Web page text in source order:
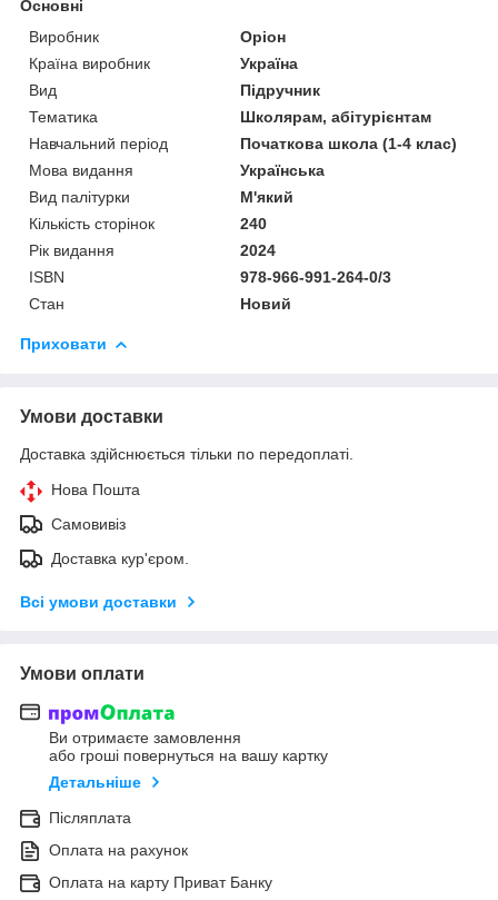
Основні
Виробник
Оріон
Країна виробник
Україна
Вид
Підручник
Тематика
Школярам, абітурієнтам
Навчальний період
Початкова школа (1-4 клас)
Мова видання
Українська
Вид палітурки
М'який
Кількість сторінок
240
Рік видання
2024
ISBN
978-966-991-264-0/3
Стан
Новий
Приховати
Умови доставки
Доставка здійснюється тільки по передоплаті.
Нова Пошта
Самовивіз
Доставка кур'єром.
Всі умови доставки
Умови оплати
Ви отримаєте замовлення
або гроші повернуться на вашу картку
Детальніше
Післяплата
Оплата на рахунок
Оплата на карту Приват Банку